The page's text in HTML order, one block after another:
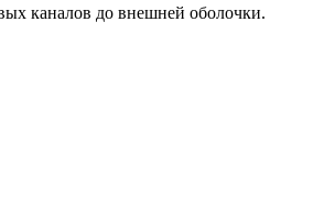
каналов до внешней оболочки.